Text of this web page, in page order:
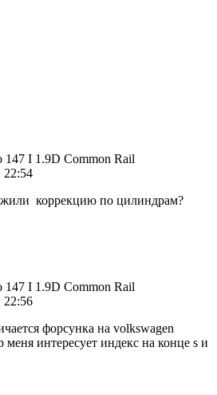
I 1.9D Common Rail
22:54
коррекцию по цилиндрам?
I 1.9D Common Rail
22:56
форсунка на volkswagen
меня интересует индекс на конце s и